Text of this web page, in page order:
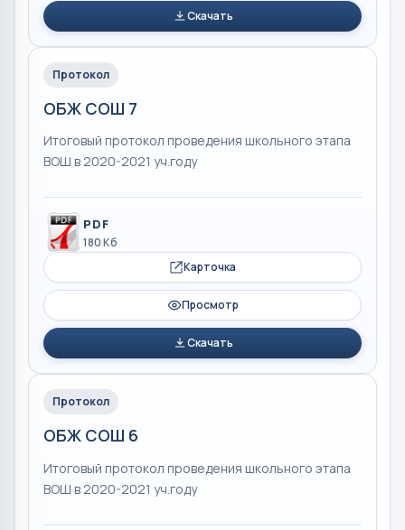
Скачать
Протокол
ОБЖ СОШ 7
Итоговый протокол проведения школьного этапа
ВОШ в 2020-2021 уч.году
PDF
180 Кб
Карточка
Просмотр
Скачать
Протокол
ОБЖ СОШ 6
Итоговый протокол проведения школьного этапа
ВОШ в 2020-2021 уч.году